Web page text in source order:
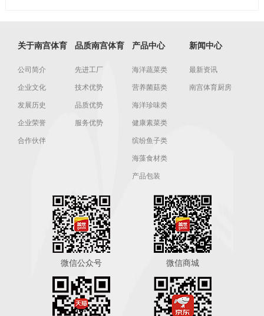
关于南宫体育
公司简介
企业文化
发展历史
企业荣誉
合作伙伴
品质南宫体育
先进工厂
技术优势
品质优势
服务优势
产品中心
海洋蔬菜类
营养菌菇类
海洋珍味类
健康素菜类
缤纷鱼子类
海藻食材类
产品包装
新闻中心
最新资讯
南宫体育厨房
微信公众号 微信商城